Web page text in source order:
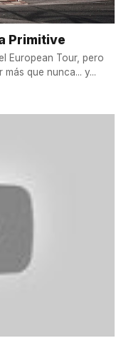
Primitive
European Tour, pero
que nunca... y...